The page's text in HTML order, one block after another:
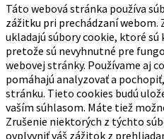
Táto webová stránka používa
zážitku pri prechádzaní webom.
ukladajú súbory cookie, ktoré
pretože sú nevyhnutné pre
webovej stránky. Používame aj
pomáhajú analyzovať a
stránku. Tieto cookies budú
vaším súhlasom. Máte tiež
Zrušenie niektorých z týchto
ovplyvniť váš zážitok z